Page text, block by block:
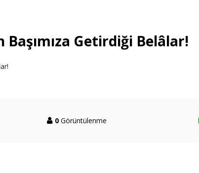
Başımıza Getirdiği Belâlar!
0 Görüntülenme